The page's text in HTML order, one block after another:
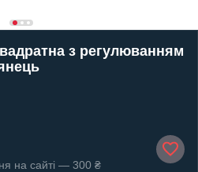
з регулюванням
на сайті — 300 ₴